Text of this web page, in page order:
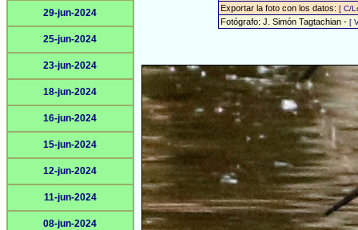
29-jun-2024
25-jun-2024
23-jun-2024
18-jun-2024
16-jun-2024
15-jun-2024
12-jun-2024
11-jun-2024
08-jun-2024
Exportar la foto con los datos: [ C/
Fotógrafo: J. Simón Tagtachian - [